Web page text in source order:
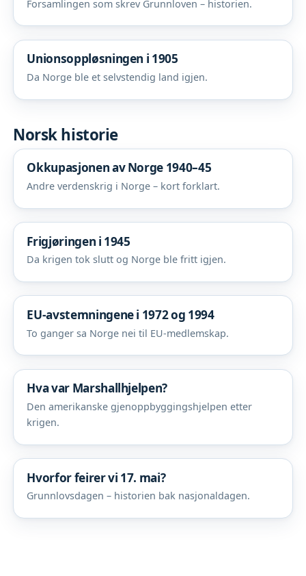
Forsamlingen som skrev Grunnloven – historien.
Unionsoppløsningen i 1905
Da Norge ble et selvstendig land igjen.
Norsk historie
Okkupasjonen av Norge 1940–45
Andre verdenskrig i Norge – kort forklart.
Frigjøringen i 1945
Da krigen tok slutt og Norge ble fritt igjen.
EU-avstemningene i 1972 og 1994
To ganger sa Norge nei til EU-medlemskap.
Hva var Marshallhjelpen?
Den amerikanske gjenoppbyggingshjelpen etter
krigen.
Hvorfor feirer vi 17. mai?
Grunnlovsdagen – historien bak nasjonaldagen.